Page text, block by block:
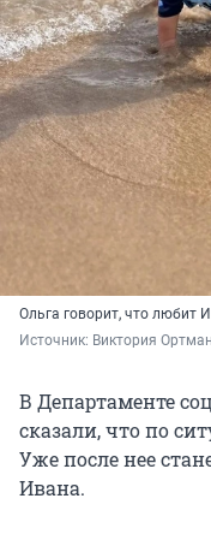
Ольга говорит, что любит
Источник: Виктория Ортман
В Департаменте
сказали, что по
Уже после нее
Ивана.